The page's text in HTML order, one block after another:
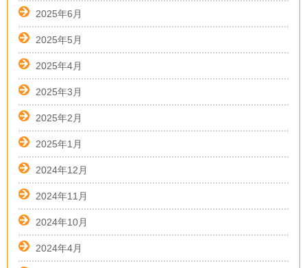
2025年6月
2025年5月
2025年4月
2025年3月
2025年2月
2025年1月
2024年12月
2024年11月
2024年10月
2024年4月